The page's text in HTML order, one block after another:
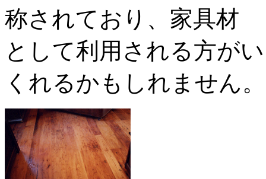
称されており、家具材
として利用される方が
くれるかもしれません。